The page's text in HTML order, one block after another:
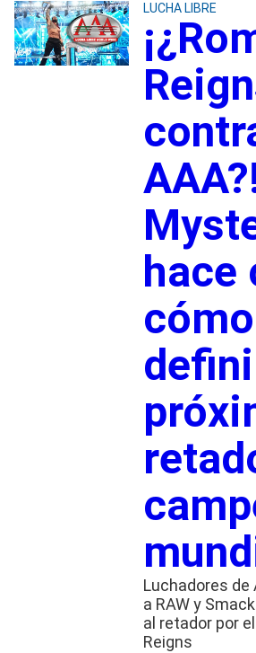
LUCHA LIBRE
hace
cómo
Luchadores
a RAW y
al retador por
Reigns